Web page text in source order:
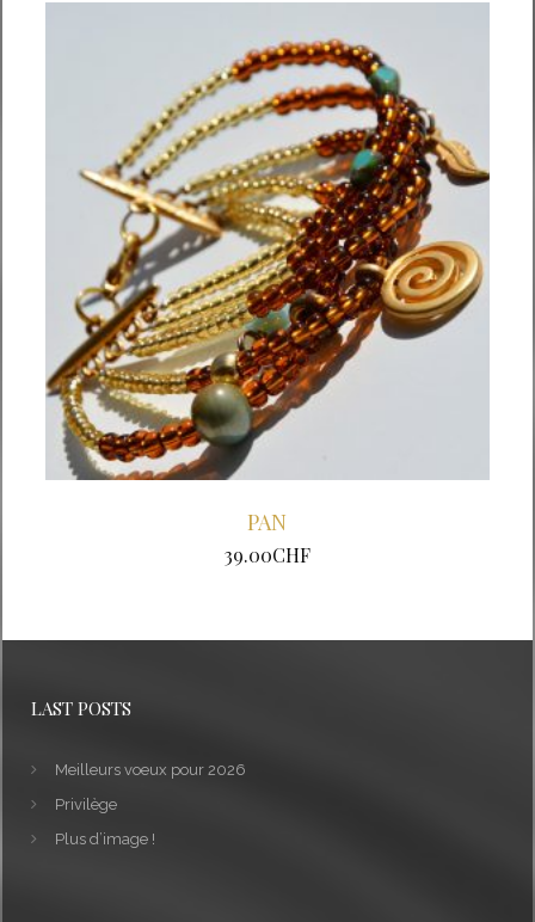
PAN
39.00CHF
LAST POSTS
Meilleurs voeux pour 2026
Privilège
Plus d’image !